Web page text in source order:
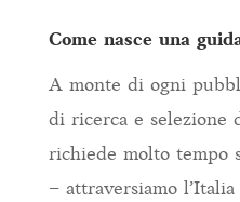
Come nasce una
A monte di ogni
di ricerca e selezione
richiede molto tempo
– attraversiamo